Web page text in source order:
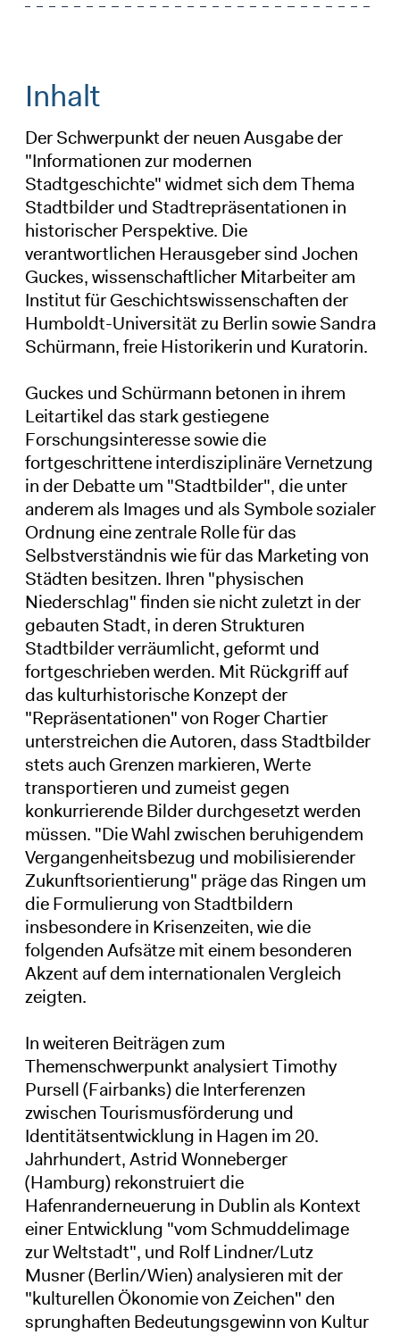
Inhalt
Der Schwerpunkt der neuen Ausgabe der
"Informationen zur modernen
Stadtgeschichte" widmet sich dem Thema
Stadtbilder und Stadtrepräsentationen in
historischer Perspektive. Die
verantwortlichen Herausgeber sind Jochen
Guckes, wissenschaftlicher Mitarbeiter am
Institut für Geschichtswissenschaften der
Humboldt-Universität zu Berlin sowie Sandra
Schürmann, freie Historikerin und Kuratorin.
Guckes und Schürmann betonen in ihrem
Leitartikel das stark gestiegene
Forschungsinteresse sowie die
fortgeschrittene interdisziplinäre Vernetzung
in der Debatte um "Stadtbilder", die unter
anderem als Images und als Symbole sozialer
Ordnung eine zentrale Rolle für das
Selbstverständnis wie für das Marketing von
Städten besitzen. Ihren "physischen
Niederschlag" finden sie nicht zuletzt in der
gebauten Stadt, in deren Strukturen
Stadtbilder verräumlicht, geformt und
fortgeschrieben werden. Mit Rückgriff auf
das kulturhistorische Konzept der
"Repräsentationen" von Roger Chartier
unterstreichen die Autoren, dass Stadtbilder
stets auch Grenzen markieren, Werte
transportieren und zumeist gegen
konkurrierende Bilder durchgesetzt werden
müssen. "Die Wahl zwischen beruhigendem
Vergangenheitsbezug und mobilisierender
Zukunftsorientierung" präge das Ringen um
die Formulierung von Stadtbildern
insbesondere in Krisenzeiten, wie die
folgenden Aufsätze mit einem besonderen
Akzent auf dem internationalen Vergleich
zeigten.
In weiteren Beiträgen zum
Themenschwerpunkt analysiert Timothy
Pursell (Fairbanks) die Interferenzen
zwischen Tourismusförderung und
Identitätsentwicklung in Hagen im 20.
Jahrhundert, Astrid Wonneberger
(Hamburg) rekonstruiert die
Hafenranderneuerung in Dublin als Kontext
einer Entwicklung "vom Schmuddelimage
zur Weltstadt", und Rolf Lindner/Lutz
Musner (Berlin/Wien) analysieren mit der
"kulturellen Ökonomie von Zeichen" den
sprunghaften Bedeutungsgewinn von Kultur